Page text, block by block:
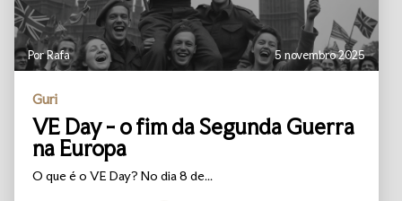
Por Rafa 5 novembro 2025
Guri
VE Day - o fim da Segunda Guerra
na Europa
O que é o VE Day? No dia 8 de...